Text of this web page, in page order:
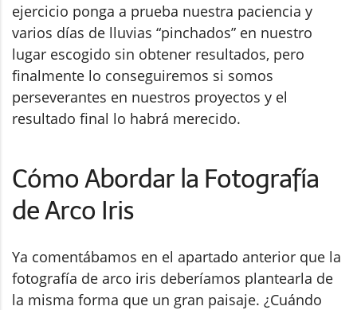
ejercicio ponga a prueba nuestra paciencia y
varios días de lluvias “pinchados” en nuestro
lugar escogido sin obtener resultados, pero
finalmente lo conseguiremos si somos
perseverantes en nuestros proyectos y el
resultado final lo habrá merecido.
Cómo Abordar la Fotografía
de Arco Iris
Ya comentábamos en el apartado anterior que la
fotografía de arco iris deberíamos plantearla de
la misma forma que un gran paisaje. ¿Cuándo